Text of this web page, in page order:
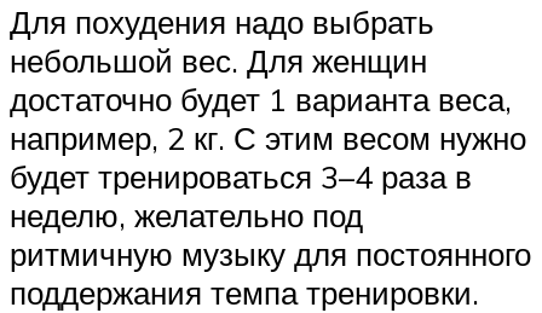
Для похудения надо выбрать
небольшой вес. Для женщин
достаточно будет 1 варианта веса,
например, 2 кг. С этим весом нужно
будет тренироваться 3–4 раза в
неделю, желательно под
ритмичную музыку для постоянного
поддержания темпа тренировки.